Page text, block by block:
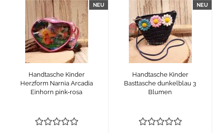
NEU
Handtasche Kinder
Herzform Narnia Arcadia
Einhorn pink-rosa
NEU
Handtasche Kinder
Basttasche dunkelblau 3
Blumen